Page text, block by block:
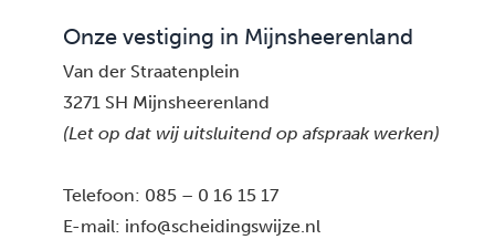
Onze vestiging in Mijnsheerenland
Van der Straatenplein
3271 SH Mijnsheerenland
(Let op dat wij uitsluitend op afspraak werken)
Telefoon: 085 – 0 16 15 17
E-mail: info@scheidingswijze.nl